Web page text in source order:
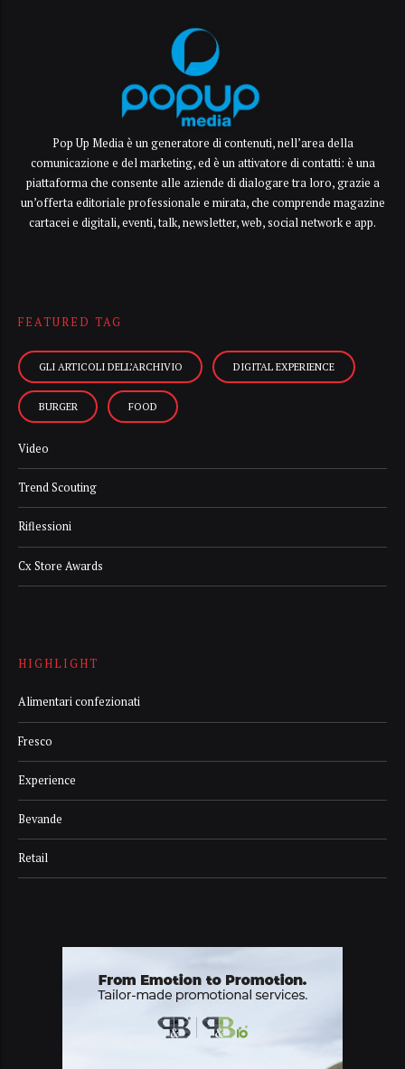
Pop Up Media è un generatore di contenuti, nell’area della
comunicazione e del marketing, ed è un attivatore di contatti: è una
piattaforma che consente alle aziende di dialogare tra loro, grazie a
un’offerta editoriale professionale e mirata, che comprende magazine
cartacei e digitali, eventi, talk, newsletter, web, social network e app.
FEATURED TAG
GLI ARTICOLI DELL’ARCHIVIO DIGITAL EXPERIENCE
BURGER FOOD
Video
Trend Scouting
Riflessioni
Cx Store Awards
HIGHLIGHT
Alimentari confezionati
Fresco
Experience
Bevande
Retail